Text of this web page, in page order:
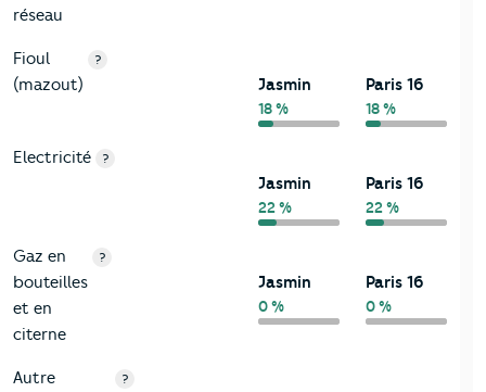
réseau
Fioul
(mazout)
?
Jasmin
18 %
Paris 16
18 %
Electricité ?
Jasmin
22 %
Paris 16
22 %
Gaz en
bouteilles
et en
citerne
?
Jasmin
0 %
Paris 16
0 %
Autre
?